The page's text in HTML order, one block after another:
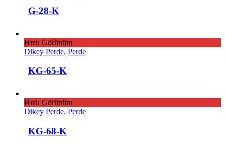
G-28-K
Hızlı Görünüm
Dikey Perde, Perde
KG-65-K
Hızlı Görünüm
Dikey Perde, Perde
KG-68-K